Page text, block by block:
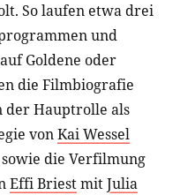
So laufen etwa drei
und
Goldene oder
die Filmbiografie
der Hauptrolle als
vonKai Wessel
sowie die Verfilmung
Effi BriestmitJulia